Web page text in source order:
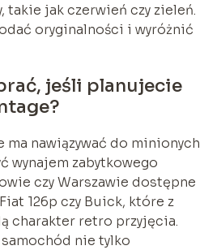
takie jak czerwień czy zieleń.
oryginalności i wyróżnić
jeśli planujecie
ma nawiązywać do minionych
wynajem zabytkowego
czy Warszawie dostępne
126p czy Buick, które z
charakter retro przyjęcia.
nie tylko